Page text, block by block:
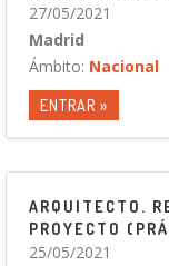
27/05/2021
Madrid
Ámbito: Nacional
ENTRAR »
ARQUITECTO.
PROYECTO
25/05/2021